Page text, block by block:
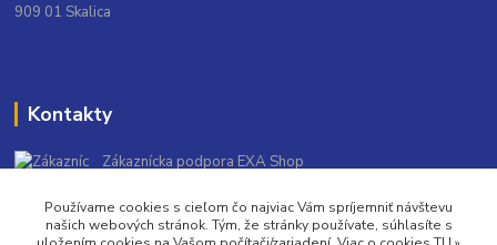
909 01 Skalica
Kontakty
Zákaznícka podpora EXA Shop
(Po-Pia, 9-16 hod.)
Používame cookies s cieľom čo najviac Vám spríjemniť návštevu
našich webových stránok. Tým, že stránky používate, súhlasíte s